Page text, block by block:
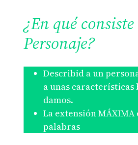
¿En qué
Personaje?
Describid a un
a unas características
damos.
La extensión MÁXIMA
palabras